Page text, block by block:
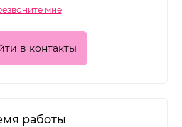
мне
в контакты
работы